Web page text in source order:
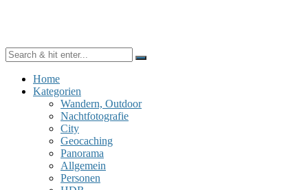
Home
Kategorien
Wandern, Outdoor
Nachtfotografie
City
Geocaching
Panorama
Allgemein
Personen